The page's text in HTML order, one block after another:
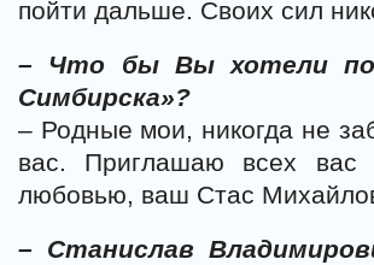
пойти дальше. Своих сил
– Что бы Вы хотели
Симбирска»?
– Родные мои, никогда не
вас. Приглашаю всех
любовью, ваш Стас
– Станислав